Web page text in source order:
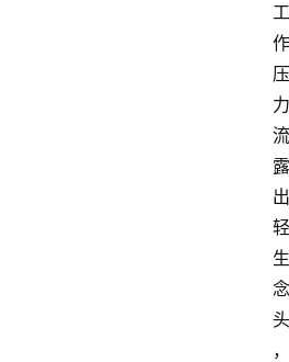
工
作
压
力
流
露
出
轻
生
念
头
，